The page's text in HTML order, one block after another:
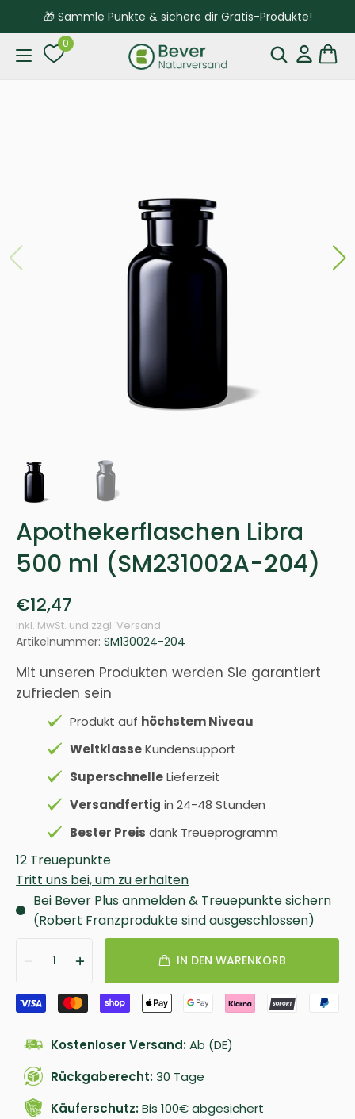
🎁 Sammle Punkte & sichere dir Gratis-Produkte!
0
Apothekerflaschen Libra
500 ml (SM231002A-204)
€12,47
inkl. MwSt. und zzgl. Versand
Artikelnummer: SM130024-204
Mit unseren Produkten werden Sie garantiert
zufrieden sein
Produkt auf höchstem Niveau
WeltklasseKundensupport
SuperschnelleLieferzeit
Versandfertig in 24-48 Stunden
Bester Preis dank Treueprogramm
12 Treuepunkte
Tritt uns bei, um zu erhalten
Bei Bever Plus anmelden & Treuepunkte sichern
(Robert Franzprodukte sind ausgeschlossen)
1 IN DEN WARENKORB
Kostenloser Versand:Ab (DE)
Rückgaberecht:30 Tage
Käuferschutz:Bis 100€ abgesichert